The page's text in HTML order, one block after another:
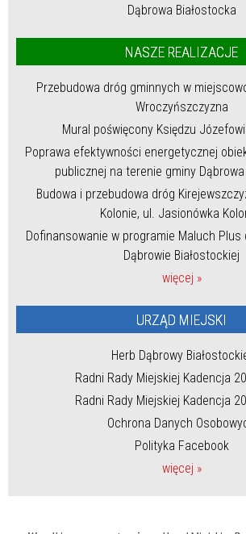
Dąbrowa Białostocka
NASZE REALIZACJE
Przebudowa dróg gminnych w
Wroczyńszczyzna
Mural poświęcony Księdzu
Poprawa efektywności energetycznej
publicznej na terenie gminy
Budowa i przebudowa dróg
Kolonie, ul. Jasionówka
Dofinansowanie w programie Maluch Plus
Dąbrowie Białostockiej
więcej »
URZĄD MIEJSKI
Herb Dąbrowy
Radni Rady Miejskiej Kadencja
Radni Rady Miejskiej Kadencja
Ochrona Danych
Polityka Facebook
więcej »